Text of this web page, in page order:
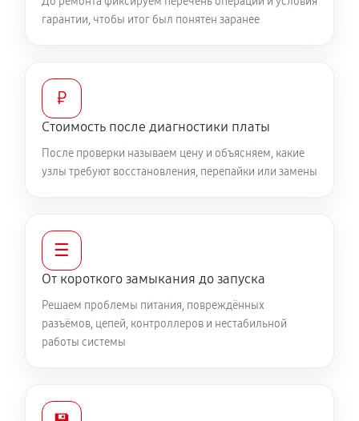
гарантии, чтобы итог был понятен заранее
₽
Стоимость после диагностики платы
После проверки называем цену и объясняем, какие
узлы требуют восстановления, перепайки или замены
☰
От короткого замыкания до запуска
Решаем проблемы питания, повреждённых
разъёмов, цепей, контроллеров и нестабильной
работы системы